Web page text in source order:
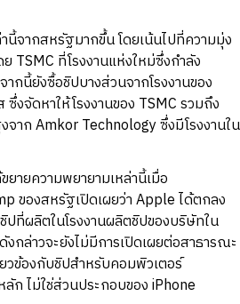
จากสหรัฐมากขึ้น โดยเน้นไปที่ความมุ่ง
ที่โรงงานแห่งใหม่ซึ่งกำลัง
กนี้ยังซื้อชิปบางส่วนจากโรงงานของ
งจัดหาให้โรงงานของ TSMC รวมถึง
าก Amkor Technology ซึ่งมีโรงงานใน
ายความพยายามเหล่านี้เมื่อ
ของสหรัฐเปิดเผยว่า Apple ได้ตกลง
ที่ผลิตในโรงงานผลิตชิปของบริษัทใน
กล่าวจะยังไม่มีการเปิดเผยต่อสาธารณะ
วข้องกับชิปสำหรับคอมพิวเตอร์
ก ไม่ใช่ส่วนประกอบของ iPhone